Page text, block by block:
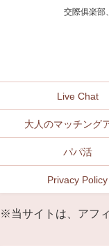
交際俱楽部
Live Chat
大人のマッチング
パパ活
Privacy Policy
※当サイトは、アフ